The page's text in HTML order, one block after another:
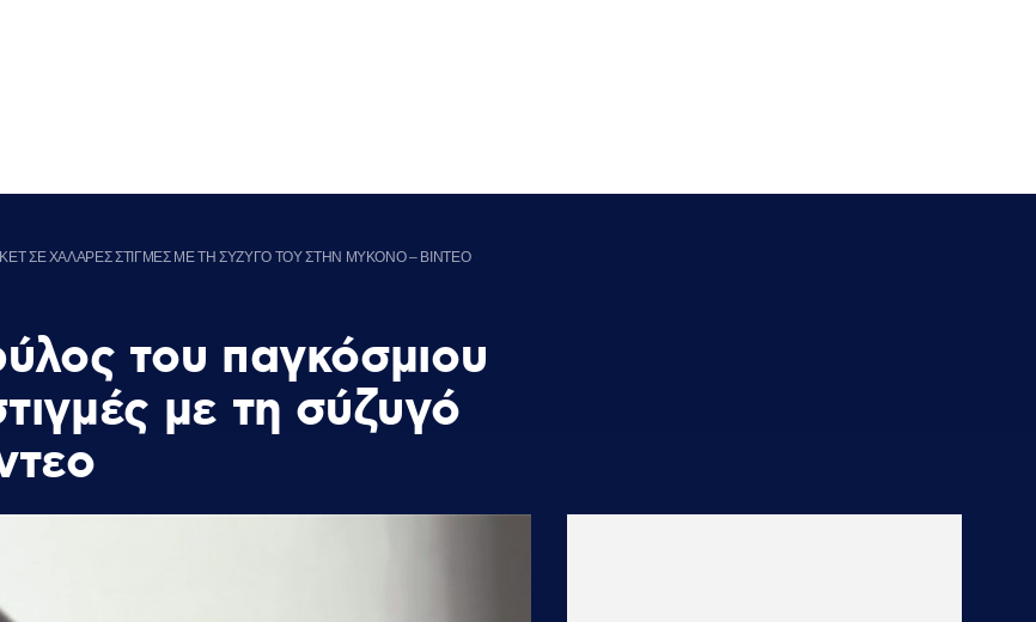
ΣΕ ΧΑΛΑΡΕΣ ΣΤΙΓΜΕΣ ΜΕ ΤΗ ΣΥΖΥΓΟ ΤΟΥ ΣΤΗΝ ΜΥΚΟΝΟ – ΒΙΝΤΕΟ
του παγκόσμιου
με τη σύζυγό